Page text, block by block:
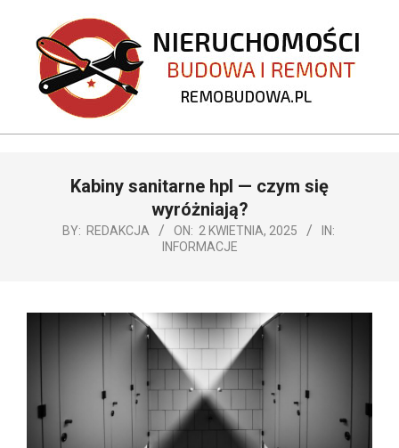
content
REMOBUDOWA.PL
Kabiny sanitarne hpl — czym się
wyróżniają?
BY: REDAKCJA ON: 2 KWIETNIA, 2025
IN:
INFORMACJE